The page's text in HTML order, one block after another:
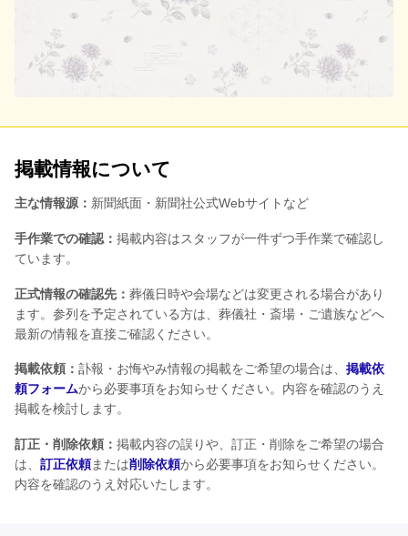
掲載情報について
主な情報源： 新聞紙面・新聞社公式Webサイトなど
手作業での確認： 掲載内容はスタッフが一件ずつ手作業で確認し
ています。
正式情報の確認先： 葬儀日時や会場などは変更される場合があり
ます。参列を予定されている方は、葬儀社・斎場・ご遺族などへ
最新の情報を直接ご確認ください。
掲載依頼： 訃報・お悔やみ情報の掲載をご希望の場合は、 掲載依
頼フォームから必要事項をお知らせください。内容を確認のうえ
掲載を検討します。
訂正・削除依頼： 掲載内容の誤りや、訂正・削除をご希望の場合
は、 訂正依頼または削除依頼から必要事項をお知らせください。
内容を確認のうえ対応いたします。